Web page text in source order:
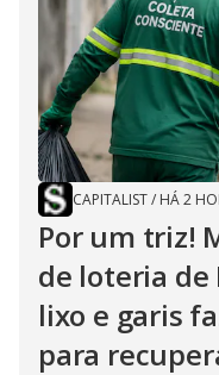
CAPITALIST/ HÁ 2
Por um triz!
de loteria de
lixo e garis
para